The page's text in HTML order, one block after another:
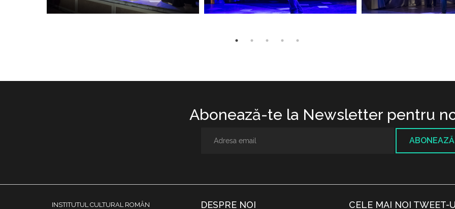
Abonează-te la Newsletter pentru
INSTITUTUL CULTURAL ROMÂN DESPRE NOI CELE MAI NOI TWEET-